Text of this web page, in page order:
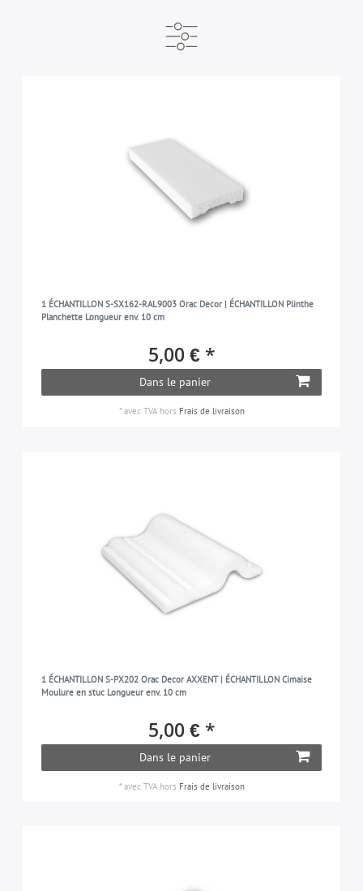
Échantillon de moulure
1 ÉCHANTILLON S-SX162-RAL9003 Orac Decor | ÉCHANTILLON Plinthe
Planchette Longueur env. 10 cm
5,00 € *
Dans le panier
*avec TVAhors Frais de livraison
1 ÉCHANTILLON S-PX202 Orac Decor AXXENT | ÉCHANTILLON Cimaise
Moulure en stuc Longueur env. 10 cm
5,00 € *
Dans le panier
*avec TVAhors Frais de livraison